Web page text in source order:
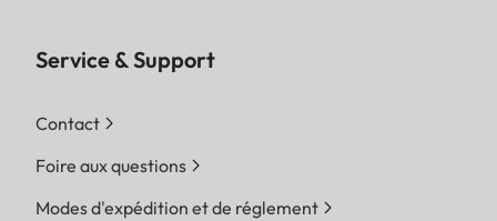
Service & Support
Contact
Foire aux questions
Modes d'expédition et de réglement